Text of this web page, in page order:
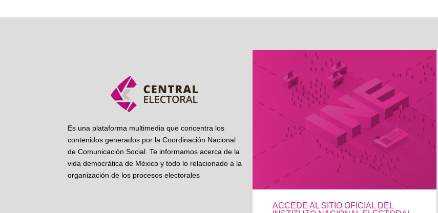
Es una plataforma multimedia que concentra los
contenidos generados por la Coordinación Nacional
de Comunicación Social. Te informamos acerca de la
vida democrática de México y todo lo relacionado a la
organización de los procesos electorales
ACCEDE AL SITIO OFICIAL DEL